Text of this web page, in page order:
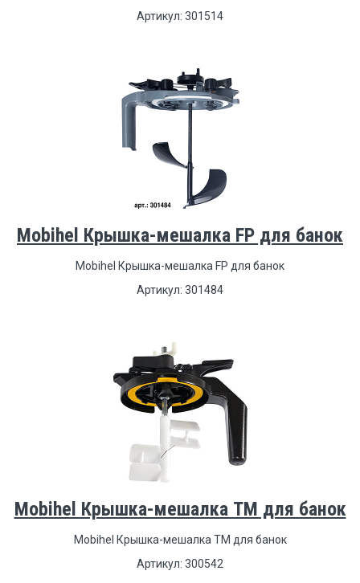
Артикул: 301514
Mobihel Крышка-мешалка FP для банок
Mobihel Крышка-мешалка FP для банок
Артикул: 301484
Mobihel Крышка-мешалка TM для банок
Mobihel Крышка-мешалка TM для банок
Артикул: 300542